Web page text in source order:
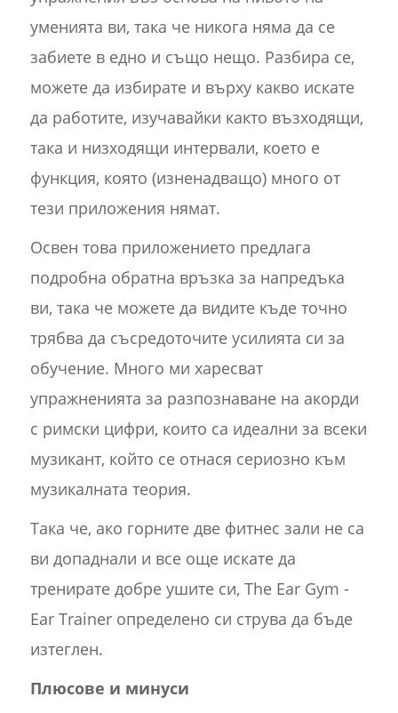
уменията ви, така че никога няма да се
забиете в едно и също нещо. Разбира се,
можете да избирате и върху какво искате
да работите, изучавайки както възходящи,
така и низходящи интервали, което е
функция, която (изненадващо) много от
тези приложения нямат.
Освен това приложението предлага
подробна обратна връзка за напредъка
ви, така че можете да видите къде точно
трябва да съсредоточите усилията си за
обучение. Много ми харесват
упражненията за разпознаване на акорди
с римски цифри, които са идеални за всеки
музикант, който се отнася сериозно към
музикалната теория.
Така че, ако горните две фитнес зали не са
ви допаднали и все още искате да
тренирате добре ушите си, The Ear Gym -
Ear Trainer определено си струва да бъде
изтеглен.
Плюсове и минуси